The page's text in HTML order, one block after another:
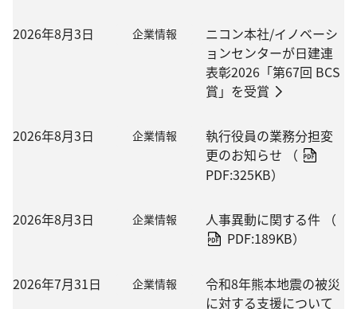
2026年8月3日 企業情報
ニコン本社/イノベーシ
ョンセンターが日建連
表彰2026「第67回 BCS
賞」を受賞
2026年8月3日 企業情報
執行役員の業務分担変
更のお知らせ （
PDF:325KB）
2026年8月3日 企業情報 人事異動に関する件 （
PDF:189KB）
2026年7月31日 企業情報
令和8年熊本地震の被災
に対する支援について